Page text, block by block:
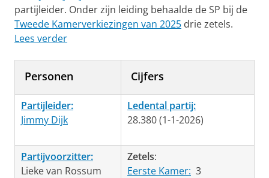
partijleider. Onder zijn leiding behaalde de SP bij de
Tweede Kamerverkiezingen van 2025 drie zetels.
Lees verder
Personen Cijfers
Partijleider:
Jimmy Dijk
Ledental partij:
28.380 (1-1-2026)
Partijvoorzitter:
Lieke van Rossum
Zetels:
Eerste Kamer: 3